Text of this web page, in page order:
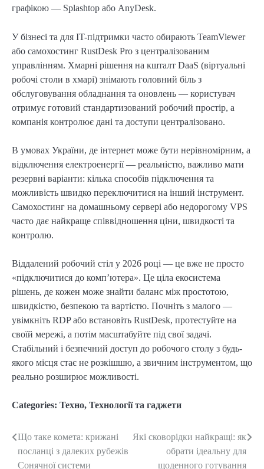
графікою — Splashtop або AnyDesk.
У бізнесі та для IT-підтримки часто обирають TeamViewer
або самохостинг RustDesk Pro з централізованим
управлінням. Хмарні рішення на кшталт DaaS (віртуальні
робочі столи в хмарі) знімають головний біль з
обслуговування обладнання та оновлень — користувач
отримує готовий стандартизований робочий простір, а
компанія контролює дані та доступи централізовано.
В умовах України, де інтернет може бути нерівномірним, а
відключення електроенергії — реальністю, важливо мати
резервні варіанти: кілька способів підключення та
можливість швидко переключитися на інший інструмент.
Самохостинг на домашньому сервері або недорогому VPS
часто дає найкраще співвідношення ціни, швидкості та
контролю.
Віддалений робочий стіл у 2026 році — це вже не просто
«підключитися до комп’ютера». Це ціла екосистема
рішень, де кожен може знайти баланс між простотою,
швидкістю, безпекою та вартістю. Почніть з малого —
увімкніть RDP або встановіть RustDesk, протестуйте на
своїй мережі, а потім масштабуйте під свої задачі.
Стабільний і безпечний доступ до робочого столу з будь-
якого місця стає не розкішшю, а звичним інструментом, що
реально розширює можливості.
Categories: Техно, Технології та гаджети
Post
navigation
Що таке комета: крижані
посланці з далеких рубежів
Сонячної системи
Які сковорідки найкращі: як
обрати ідеальну для
щоденного готування